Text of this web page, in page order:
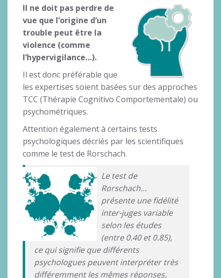
Il ne doit pas perdre de
vue que l’origine d’un
trouble peut être la
violence (comme
l’hypervigilance…).
Il est donc préférable que
les expertises soient basées sur des approches
TCC (Thérapie Cognitivo Comportementale) ou
psychométriques.
Attention également à certains tests
psychologiques décriés par les scientifiques
comme le test de Rorschach.
Le test de
Rorschach…
présente une fidélité
inter-juges variable
selon les études
(entre 0.40 et 0.85),
ce qui signifie que différents
psychologues peuvent interpréter très
différemment les mêmes réponses.